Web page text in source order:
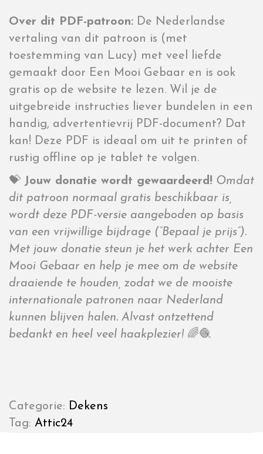
Over dit PDF-patroon: De Nederlandse
vertaling van dit patroon is (met
toestemming van Lucy) met veel liefde
gemaakt door Een Mooi Gebaar en is ook
gratis op de website te lezen. Wil je de
uitgebreide instructies liever bundelen in een
handig, advertentievrij PDF-document? Dat
kan! Deze PDF is ideaal om uit te printen of
rustig offline op je tablet te volgen.
💝 Jouw donatie wordt gewaardeerd! Omdat
dit patroon normaal gratis beschikbaar is,
wordt deze PDF-versie aangeboden op basis
van een vrijwillige bijdrage (“Bepaal je prijs”).
Met jouw donatie steun je het werk achter Een
Mooi Gebaar en help je mee om de website
draaiende te houden, zodat we de mooiste
internationale patronen naar Nederland
kunnen blijven halen. Alvast ontzettend
bedankt en heel veel haakplezier! 🌈🧶
Categorie: Dekens
Tag: Attic24